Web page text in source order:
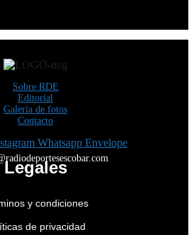
Sobre RDE
Editorial
Galería de fotos
Contacto
Whatsapp Envelope
Legales
y condiciones
de privacidad